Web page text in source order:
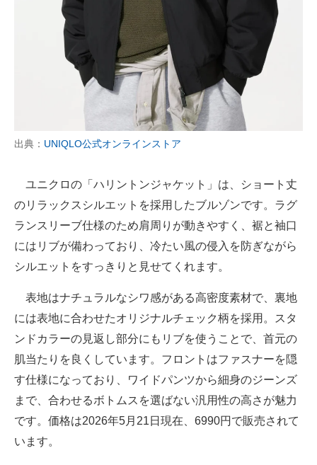
出典： UNIQLO公式オンラインストア
ユニクロの「ハリントンジャケット」は、ショート丈
のリラックスシルエットを採用したブルゾンです。ラグ
ランスリーブ仕様のため肩周りが動きやすく、裾と袖口
にはリブが備わっており、冷たい風の侵入を防ぎながら
シルエットをすっきりと見せてくれます。
表地はナチュラルなシワ感がある高密度素材で、裏地
には表地に合わせたオリジナルチェック柄を採用。スタ
ンドカラーの見返し部分にもリブを使うことで、首元の
肌当たりを良くしています。フロントはファスナーを隠
す仕様になっており、ワイドパンツから細身のジーンズ
まで、合わせるボトムスを選ばない汎用性の高さが魅力
です。価格は2026年5月21日現在、6990円で販売されて
います。